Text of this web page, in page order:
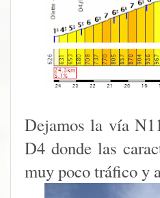
Dejamos la vía
D4 donde las
muy poco tráfico y